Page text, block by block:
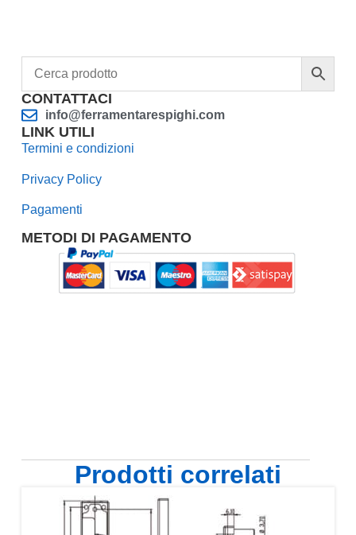
CONTATTACI
info@ferramentarespighi.com
LINK UTILI
Termini e condizioni
Privacy Policy
Pagamenti
METODI DI PAGAMENTO
Prodotti correlati